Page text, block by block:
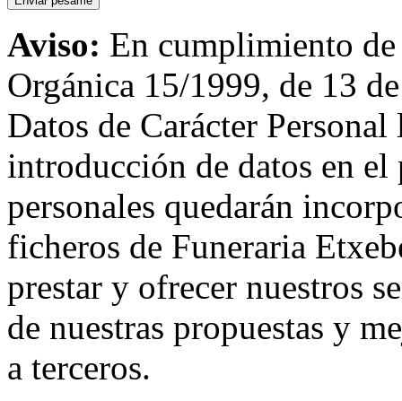
Aviso: En cumplimiento
Orgánica 15/1999, de 13
Datos de Carácter
introducción de datos en
personales quedarán
ficheros de Funeraria
prestar y ofrecer nuestros
de nuestras propuestas y
a terceros.